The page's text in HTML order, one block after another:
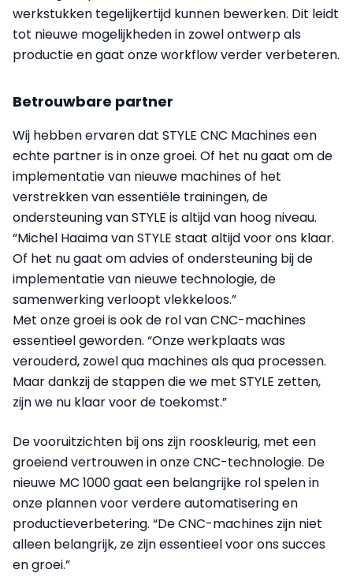
werkstukken tegelijkertijd kunnen bewerken. Dit leidt
tot nieuwe mogelijkheden in zowel ontwerp als
productie en gaat onze workflow verder verbeteren.
Betrouwbare partner
Wij hebben ervaren dat STYLE CNC Machines een
echte partner is in onze groei. Of het nu gaat om de
implementatie van nieuwe machines of het
verstrekken van essentiële trainingen, de
ondersteuning van STYLE is altijd van hoog niveau.
“Michel Haaima van STYLE staat altijd voor ons klaar.
Of het nu gaat om advies of ondersteuning bij de
implementatie van nieuwe technologie, de
samenwerking verloopt vlekkeloos.”
Met onze groei is ook de rol van CNC-machines
essentieel geworden. “Onze werkplaats was
verouderd, zowel qua machines als qua processen.
Maar dankzij de stappen die we met STYLE zetten,
zijn we nu klaar voor de toekomst.”
De vooruitzichten bij ons zijn rooskleurig, met een
groeiend vertrouwen in onze CNC-technologie. De
nieuwe MC 1000 gaat een belangrijke rol spelen in
onze plannen voor verdere automatisering en
productieverbetering. “De CNC-machines zijn niet
alleen belangrijk, ze zijn essentieel voor ons succes
en groei.”